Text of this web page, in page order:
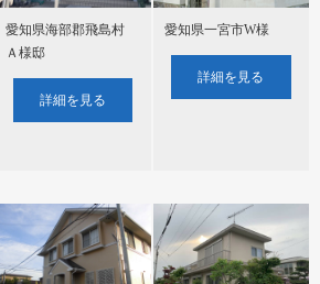
愛知県海部郡飛島村
Ａ様邸
詳細を見る
愛知県一宮市W様
詳細を見る